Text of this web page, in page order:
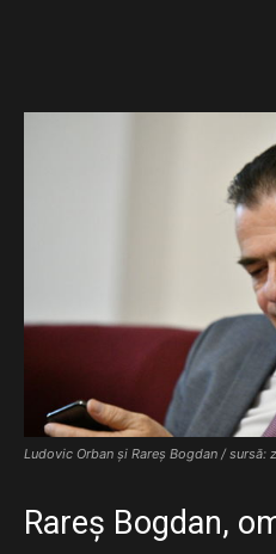
Ludovic Orban și Rareș Bogdan / sursă:
Rareș Bogdan,